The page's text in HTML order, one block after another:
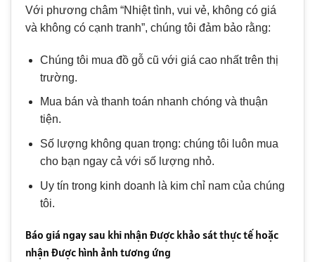
Với phương châm “Nhiệt tình, vui vẻ, không có giá
và không có cạnh tranh”, chúng tôi đảm bảo rằng:
Chúng tôi mua đồ gỗ cũ với giá cao nhất trên thị
trường.
Mua bán và thanh toán nhanh chóng và thuận
tiện.
Số lượng không quan trọng: chúng tôi luôn mua
cho bạn ngay cả với số lượng nhỏ.
Uy tín trong kinh doanh là kim chỉ nam của chúng
tôi.
Báo giá ngay sau khi nhận được khảo sát thực tế hoặc
nhận được hình ảnh tương ứng